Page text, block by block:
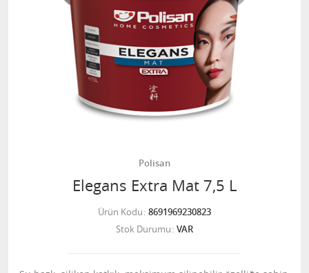
Polisan
Elegans Extra Mat 7,5 L
Ürün Kodu 8691969230823
Stok Durumu VAR